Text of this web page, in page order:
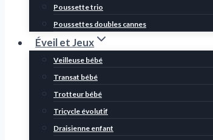
Poussette trio
Poussettes doubles cannes
Éveil et Jeux
Veilleuse bébé
Transat bébé
Trotteur bébé
Tricycle évolutif
Draisienne enfant